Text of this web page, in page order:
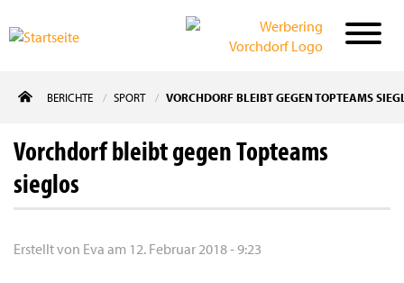
zum
BERICHTE SPORT VORCHDORF BLEIBT GEGEN TOPTEAMS
Vorchdorf bleibt gegen Topteams
sieglos
Erstellt von Eva am 12. Februar 2018 - 9:23